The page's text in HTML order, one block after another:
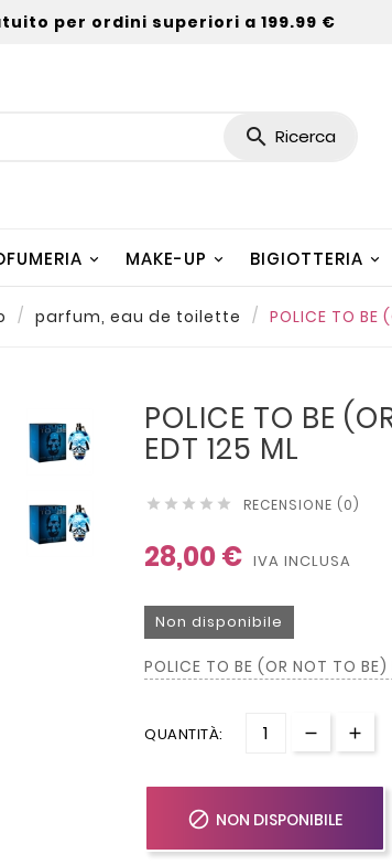
per ordini superiori a 199.99 €
 Ricerca
MAKE-UP BIGIOTTERIA
parfum, eau de toilette POLICE TO BE
POLICE TO BE
EDT 125 ML
     RECENSIONE (0)
28,00 € IVA INCLUSA
Non disponibile
POLICE TO BE (OR NOT TO BE)
QUANTITÀ:
 NON DISPONIBILE